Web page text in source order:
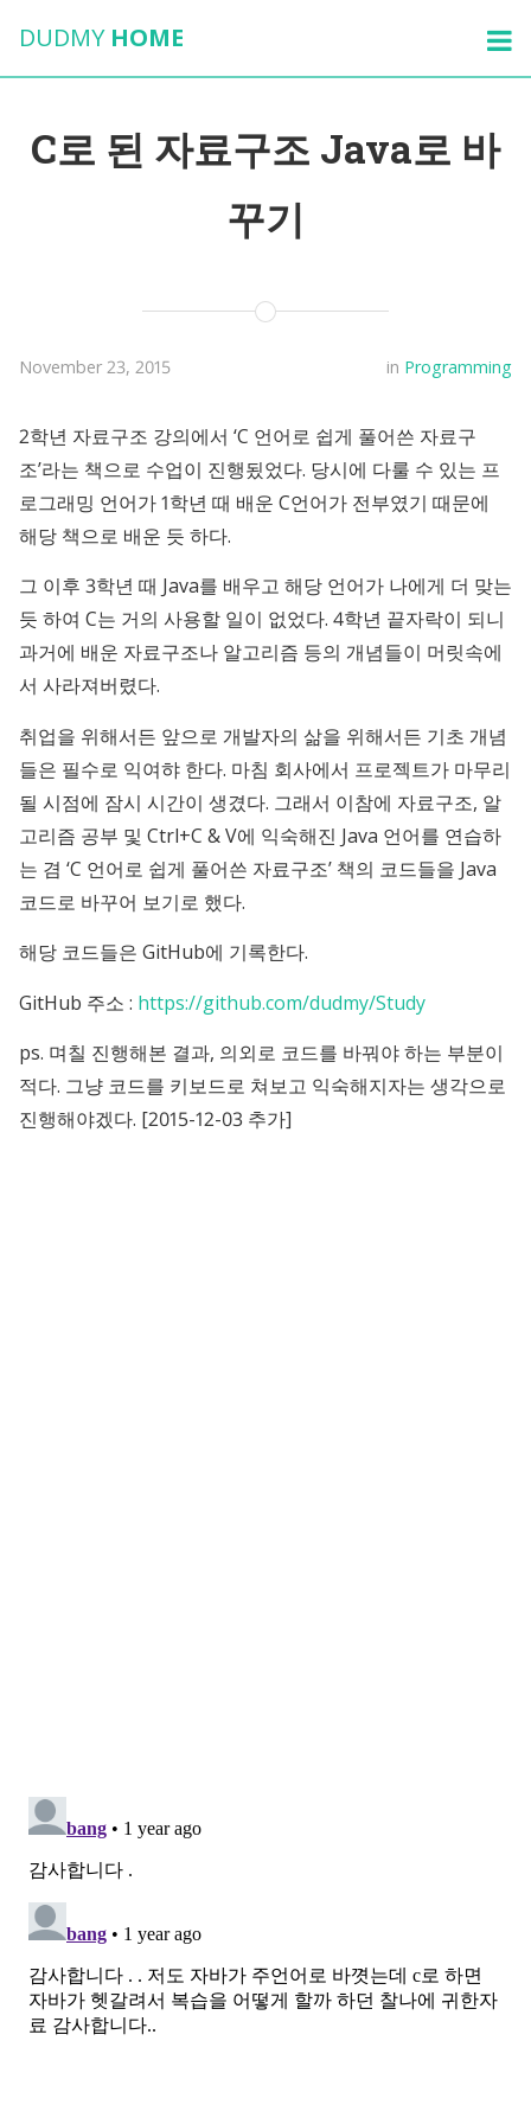
DUDMY HOME
C로 된 자료구조 Java로 바
꾸기
November 23, 2015 in Programming
2학년 자료구조 강의에서 ‘C 언어로 쉽게 풀어쓴 자료구
조’라는 책으로 수업이 진행됬었다. 당시에 다룰 수 있는 프
로그래밍 언어가 1학년 때 배운 C언어가 전부였기 때문에
해당 책으로 배운 듯 하다.
그 이후 3학년 때 Java를 배우고 해당 언어가 나에게 더 맞는
듯 하여 C는 거의 사용할 일이 없었다. 4학년 끝자락이 되니
과거에 배운 자료구조나 알고리즘 등의 개념들이 머릿속에
서 사라져버렸다.
취업을 위해서든 앞으로 개발자의 삶을 위해서든 기초 개념
들은 필수로 익여햐 한다. 마침 회사에서 프로젝트가 마무리
될 시점에 잠시 시간이 생겼다. 그래서 이참에 자료구조, 알
고리즘 공부 및 Ctrl+C & V에 익숙해진 Java 언어를 연습하
는 겸 ‘C 언어로 쉽게 풀어쓴 자료구조’ 책의 코드들을 Java
코드로 바꾸어 보기로 했다.
해당 코드들은 GitHub에 기록한다.
GitHub 주소 : https://github.com/dudmy/Study
ps. 며칠 진행해본 결과, 의외로 코드를 바꿔야 하는 부분이
적다. 그냥 코드를 키보드로 쳐보고 익숙해지자는 생각으로
진행해야겠다. [2015-12-03 추가]